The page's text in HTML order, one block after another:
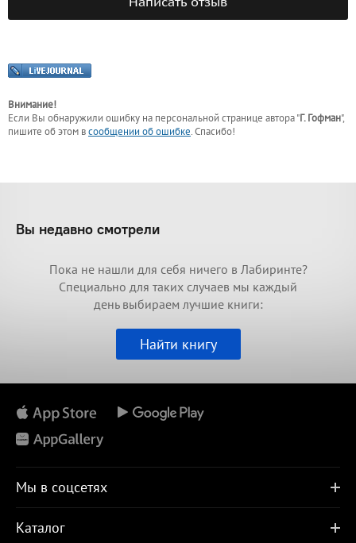
Внимание!
Если Вы обнаружили ошибку на персональной странице автора "Г. Гофман",
пишите об этом всообщении об ошибке. Спасибо!
Вы недавно смотрели
Пока не нашли для себя ничего в Лабиринте?
Специально для таких случаев мы каждый
день выбираем лучшие книги:
Найти книгу
Мы в соцсетях
Каталог